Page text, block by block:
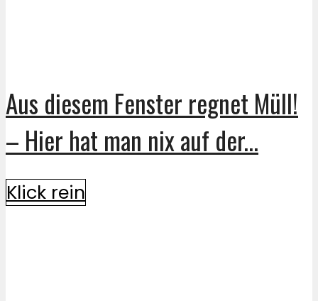
Aus diesem Fenster regnet Müll!
– Hier hat man nix auf der...
Klick rein